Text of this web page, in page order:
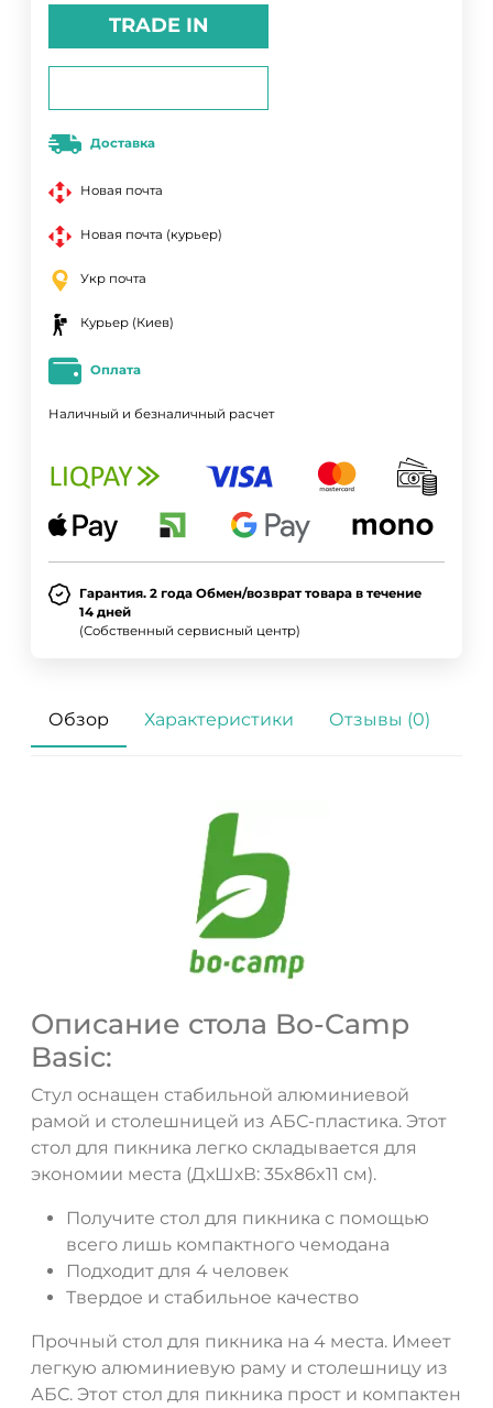
TRADE IN
Доставка
Новая почта
Новая почта (курьер)
Укр почта
Курьер (Киев)
Оплата
Наличный и безналичный расчет
Гарантия. 2 года Обмен/возврат товара в течение
14 дней
(Собственный сервисный центр)
Обзор Характеристики Отзывы (0)
Описание стола Bo-Camp
Basic:
Стул оснащен стабильной алюминиевой
рамой и столешницей из АБС-пластика. Этот
стол для пикника легко складывается для
экономии места (ДхШхВ: 35x86x11 см).
Получите стол для пикника с помощью
всего лишь компактного чемодана
Подходит для 4 человек
Твердое и стабильное качество
Прочный стол для пикника на 4 места. Имеет
легкую алюминиевую раму и столешницу из
АБС. Этот стол для пикника прост и компактен